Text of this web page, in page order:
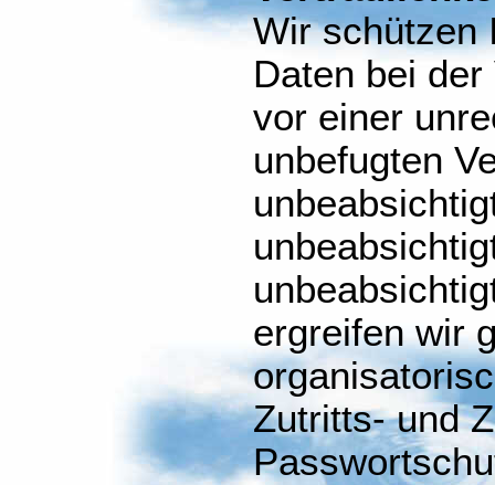
Wir schützen
Daten bei
vor einer
unbefugten
ergreifen wir
Zutritts- und